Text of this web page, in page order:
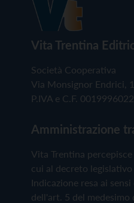
Vita Trentina
Società Cooperativa
Via Monsignor Endrici,
P.IVA e C.F.
Amministrazione
Vita Trentina
cui al decreto
Indicazione resa ai
dell'art. 5 del medesimo